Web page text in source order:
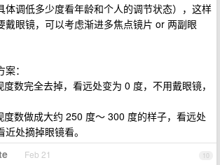
体调低多少度看年龄和个人的调节状态），这样
戴眼镜，可以考虑渐进多焦点镜片 or 两副眼
：
数完全去掉，看远处变为 0 度，不用戴眼镜，
度数做成大约 250 度～ 300 度的样子，看远处
处摘掉眼镜看。
10
Feb 21